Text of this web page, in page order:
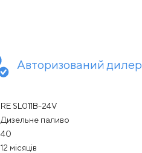
Авторизований дилер
RE SL011B-24V
Дизельне паливо
40
12 місяців